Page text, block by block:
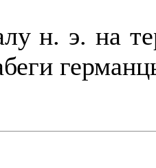
н. э. на